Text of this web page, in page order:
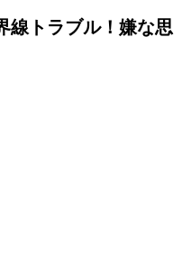
線トラブル！嫌な思